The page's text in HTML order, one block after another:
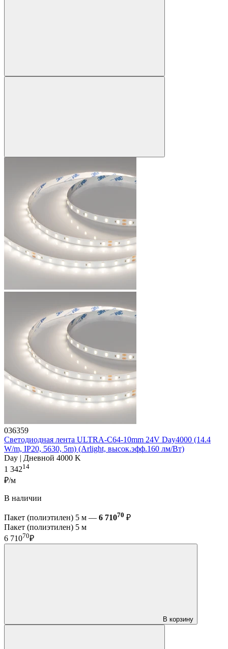
036359
Светодиодная лента ULTRA-C64-10mm 24V Day4000 (14.4
W/m, IP20, 5630, 5m) (Arlight, высок.эфф.160 лм/Вт)
Day | Дневной 4000 K
1 34214
₽/м
В наличии
Пакет (полиэтилен) 5 м — 6 71070 ₽
Пакет (полиэтилен) 5 м
6 71070₽
В корзину